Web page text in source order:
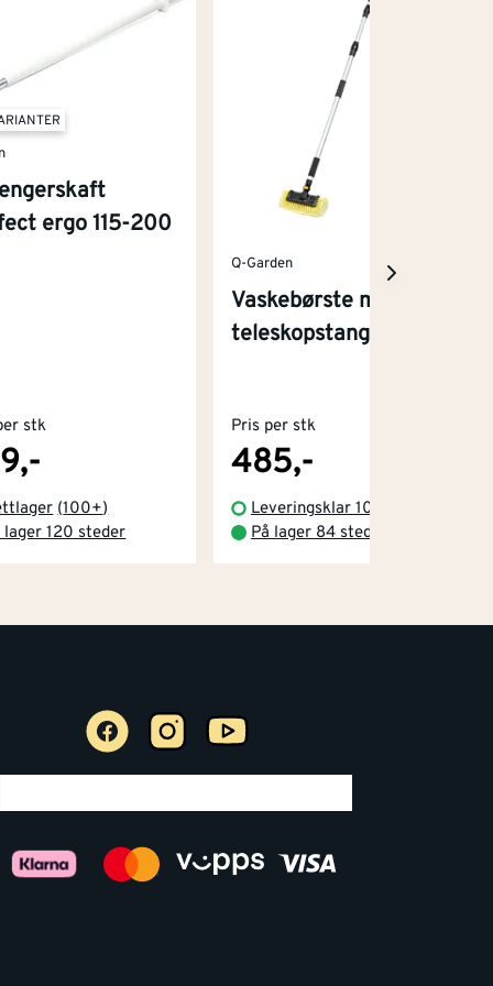
ergo 115-200
stk
(100+)
lager 120 steder
Q-Garden
Vaskebørste med
teleskopstang
Pris per stk
485,-
Leveringsklar 10.11.2026
På lager 84 steder